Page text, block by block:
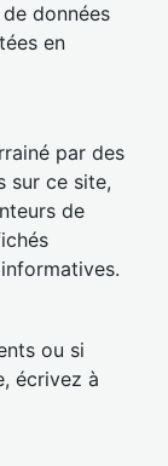
données
en
par des
sur ce site,
de
ou si
écrivez à